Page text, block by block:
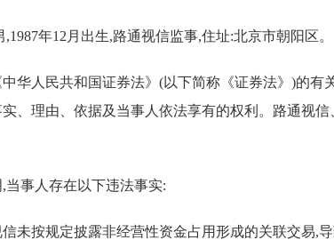
,1987年12月出生,路通视信监事,住址:北京市朝阳区。
华人民共和国证券法》(以下简称《证券法》)的
、理由、依据及当事人依法享有的权利。路通视
当事人存在以下违法事实:
未按规定披露非经营性资金占用形成的关联交易,